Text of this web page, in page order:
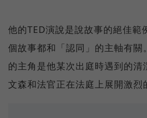
他的TED演說是說故事的絕佳範
個故事都和「認同」的主軸有關
的主角是他某次出庭時遇到的清
文森和法官正在法庭上展開激烈